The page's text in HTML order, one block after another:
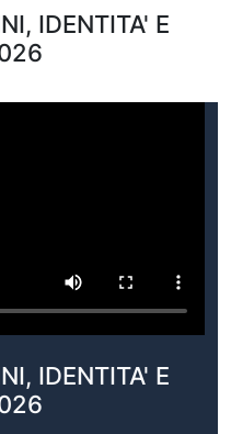
IDENTITA' E
IDENTITA' E